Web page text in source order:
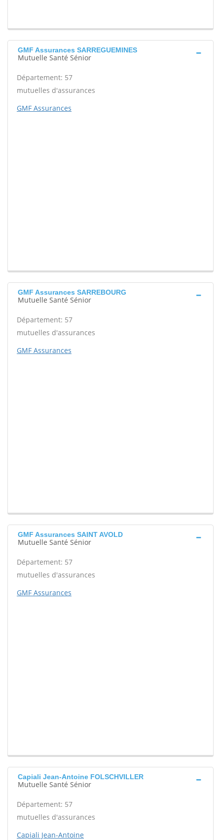
GMF Assurances SARREGUEMINES
Mutuelle Santé Sénior
Département: 57
mutuelles d'assurances
GMF Assurances
GMF Assurances SARREBOURG
Mutuelle Santé Sénior
Département: 57
mutuelles d'assurances
GMF Assurances
GMF Assurances SAINT AVOLD
Mutuelle Santé Sénior
Département: 57
mutuelles d'assurances
GMF Assurances
Capiali Jean-Antoine FOLSCHVILLER
Mutuelle Santé Sénior
Département: 57
mutuelles d'assurances
Capiali Jean-Antoine